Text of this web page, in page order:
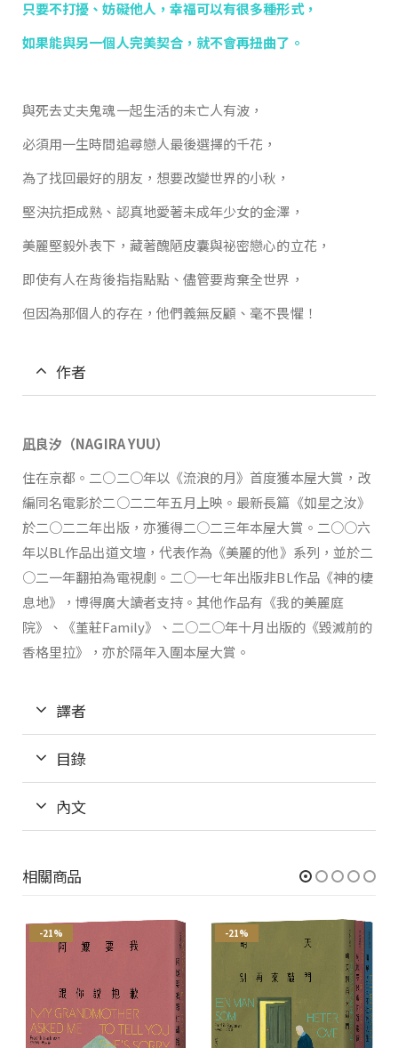
只要不打擾、妨礙他人，幸福可以有很多種形式，
如果能與另一個人完美契合，就不會再扭曲了。
與死去丈夫鬼魂一起生活的未亡人有波，
必須用一生時間追尋戀人最後選擇的千花，
為了找回最好的朋友，想要改變世界的小秋，
堅決抗拒成熟、認真地愛著未成年少女的金澤，
美麗堅毅外表下，藏著醜陋皮囊與祕密戀心的立花，
即使有人在背後指指點點、儘管要背棄全世界，
但因為那個人的存在，他們義無反顧、毫不畏懼！
作者
凪良汐（NAGIRA YUU）
住在京都。二○二○年以《流浪的月》首度獲本屋大賞，改
編同名電影於二○二二年五月上映。最新長篇《如星之汝》
於二○二二年出版，亦獲得二○二三年本屋大賞。二○○六
年以BL作品出道文壇，代表作為《美麗的他》系列，並於二
○二一年翻拍為電視劇。二○一七年出版非BL作品《神的棲
息地》，博得廣大讀者支持。其他作品有《我的美麗庭
院》、《堇莊Family》、二○二○年十月出版的《毀滅前的
香格里拉》，亦於隔年入圍本屋大賞。
譯者
目錄
內文
相關商品
-21% -21%